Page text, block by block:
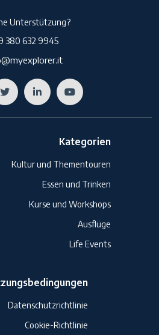
Unterstützung?
380 632 9945
Kategorien
Kultur und Thementouren
Essen und Trinken
Kurse und Workshops
Ausflüge
Life Events
Datenschutzrichtlinie
Cookie-Richtlinie